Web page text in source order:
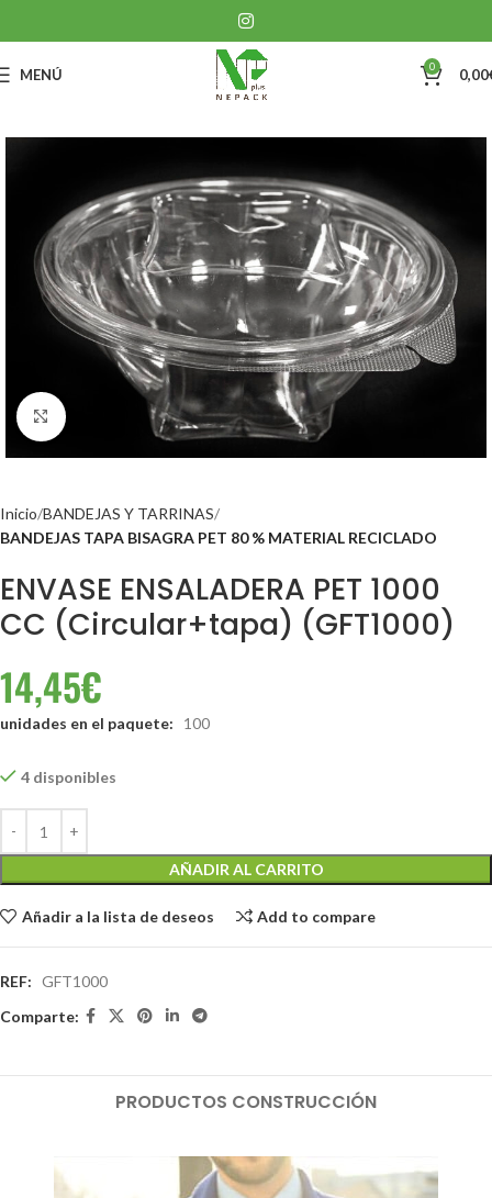
MENÚ 0 0,00
Clic para ampliar
Inicio BANDEJAS Y TARRINAS
BANDEJAS TAPA BISAGRA PET 80 % MATERIAL RECICLADO
ENVASE ENSALADERA PET 1000
CC (Circular+tapa) (GFT1000)
14,45€
unidades en el paquete: 100
4 disponibles
AÑADIR AL CARRITO
Añadir a la lista de deseos Add to compare
REF: GFT1000
Comparte:
PRODUCTOS CONSTRUCCIÓN